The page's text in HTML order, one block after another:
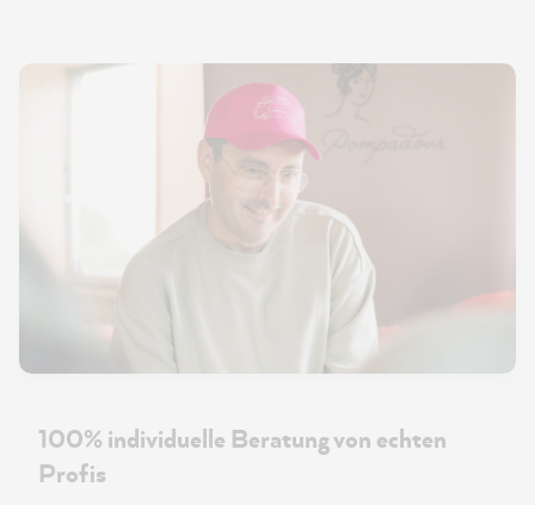
100% individuelle Beratung von echten
Profis